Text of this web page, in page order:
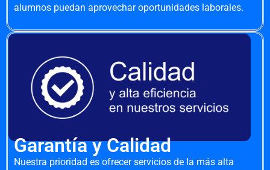
alumnos puedan aprovechar oportunidades laborales.
Garantía y Calidad
Nuestra prioridad es ofrecer servicios de la más alta